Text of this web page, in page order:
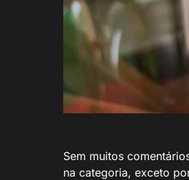
Sem muitos
na categoria, exceto